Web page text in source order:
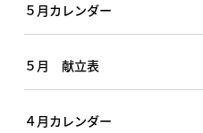
５月カレンダー
５月 献立表
４月カレンダー